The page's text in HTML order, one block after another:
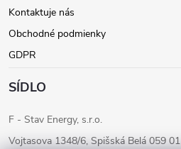
Kontaktuje nás
Obchodné podmienky
GDPR
SÍDLO
F - Stav Energy, s.r.o.
Vojtasova 1348/6, Spišská Belá 059 01